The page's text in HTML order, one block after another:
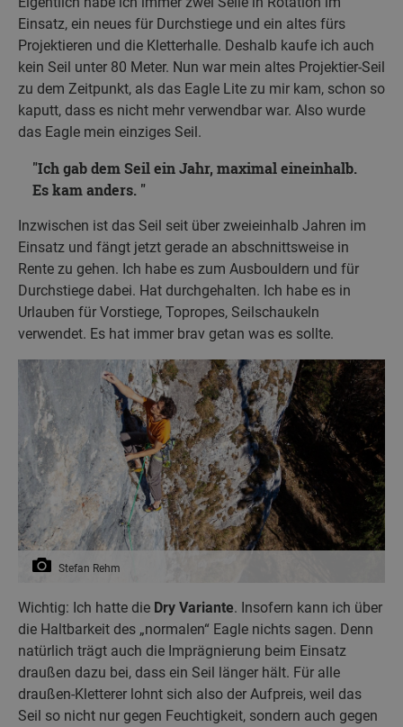
Einsatz, ein neues für Durchstiege und ein altes fürs
Projektieren und die Kletterhalle. Deshalb kaufe ich auch
kein Seil unter 80 Meter. Nun war mein altes Projektier-Seil
zu dem Zeitpunkt, als das Eagle Lite zu mir kam, schon so
kaputt, dass es nicht mehr verwendbar war. Also wurde
das Eagle mein einziges Seil.
Ich gab dem Seil ein Jahr, maximal eineinhalb.
Es kam anders.
Inzwischen ist das Seil seit über zweieinhalb Jahren im
Einsatz und fängt jetzt gerade an abschnittsweise in
Rente zu gehen. Ich habe es zum Ausbouldern und für
Durchstiege dabei. Hat durchgehalten. Ich habe es in
Urlauben für Vorstiege, Topropes, Seilschaukeln
verwendet. Es hat immer brav getan was es sollte.
Stefan Rehm
Wichtig: Ich hatte die Dry Variante. Insofern kann ich über
die Haltbarkeit des „normalen“ Eagle nichts sagen. Denn
natürlich trägt auch die Imprägnierung beim Einsatz
draußen dazu bei, dass ein Seil länger hält. Für alle
draußen-Kletterer lohnt sich also der Aufpreis, weil das
Seil so nicht nur gegen Feuchtigkeit, sondern auch gegen